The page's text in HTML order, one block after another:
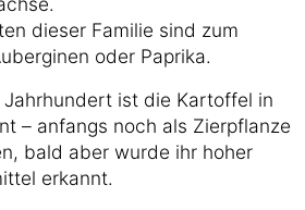
dieser Familie sind zum
oder Paprika.
Jahrhundert ist die Kartoffel in
– anfangs noch als Zierpflanze
bald aber wurde ihr hoher
erkannt.